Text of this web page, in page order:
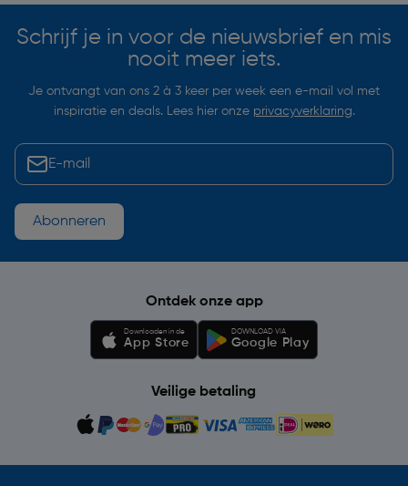
Schrijf je in voor de nieuwsbrief en mis
nooit meer iets.
Je ontvangt van ons 2 à 3 keer per week een e-mail vol met
inspiratie en deals. Lees hier onze privacyverklaring.
Abonneren
Ontdek onze app
Downloaden in de
App Store
DOWNLOAD VIA
Google Play
Veilige betaling